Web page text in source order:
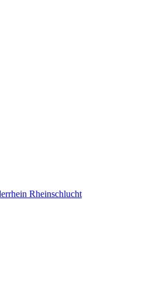
Rheinschlucht